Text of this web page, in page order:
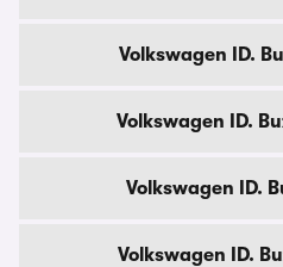
Volkswagen ID.
Volkswagen ID.
Volkswagen ID.
Volkswagen ID.